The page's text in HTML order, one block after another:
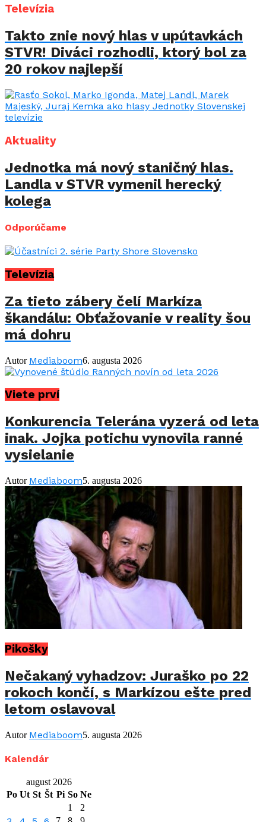
Televízia
Takto znie nový hlas v upútavkách
STVR! Diváci rozhodli, ktorý bol za
20 rokov najlepší
Aktuality
Jednotka má nový staničný hlas.
Landla v STVR vymenil herecký
kolega
Odporúčame
Televízia
Za tieto zábery čelí Markíza
škandálu: Obťažovanie v reality šou
má dohru
Autor Mediaboom6. augusta 2026
Viete prví
Konkurencia Telerána vyzerá od leta
inak. Jojka potichu vynovila ranné
vysielanie
Autor Mediaboom5. augusta 2026
Pikošky
Nečakaný vyhadzov: Juraško po 22
rokoch končí, s Markízou ešte pred
letom oslavoval
Autor Mediaboom5. augusta 2026
Kalendár
august 2026
Po Ut St Št Pi So Ne
1
2